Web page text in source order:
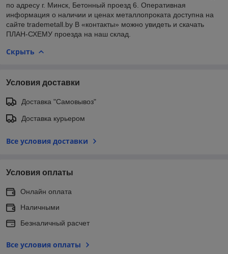
по адресу г. Минск, Бетонный проезд 6. Оперативная
информация о наличии и ценах металлопроката доступна на
сайте trademetall.by В «контакты» можно увидеть и скачать
ПЛАН-СХЕМУ проезда на наш склад.
Скрыть
Условия доставки
Доставка "Самовывоз"
Доставка курьером
Все условия доставки
Условия оплаты
Онлайн оплата
Наличными
Безналичный расчет
Все условия оплаты